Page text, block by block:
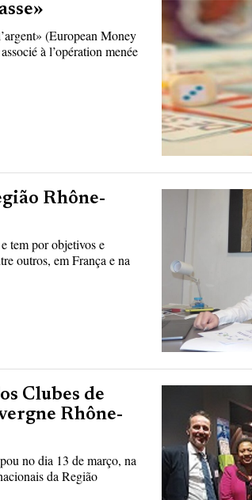
(European Money
à l’opération menée
Rhône-
tem por objetivos e
outros, em França e na
Clubes de
Rhône-
no dia 13 de março, na
da Região